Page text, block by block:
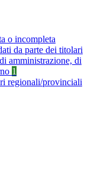
o incompleta
da parte dei titolari
amministrazione, di
1
regionali/provinciali